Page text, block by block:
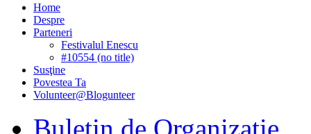
Home
Despre
Parteneri
Festivalul Enescu
#10554 (no title)
Susţine
Povestea Ta
Volunteer@Blogunteer
Buletin de Organizaţie